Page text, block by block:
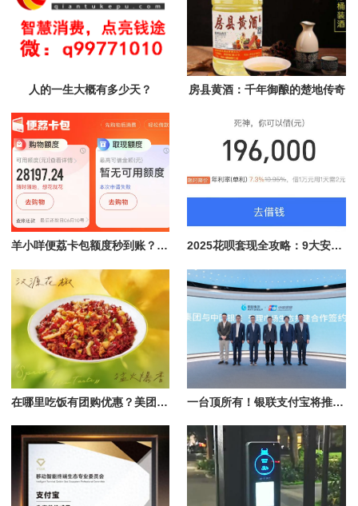
人的一生大概有多少天？ 房县黄酒：千年御酿的楚地传奇
羊小咩便荔卡包额度秒到账？揭秘快速提现的真相与优势 2025花呗套现全攻略：9大安全方法+风控破解实战指南
在哪里吃饭有团购优惠？美团App搜“椒爱辣子鸡”19.9元开抢 一台顶所有！银联支付宝将推出全能支付新设备